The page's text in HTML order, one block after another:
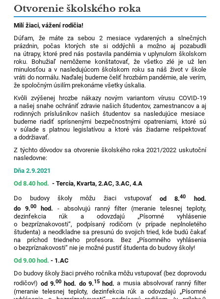
Otvorenie školského roka
Milí žiaci, vážení rodičia!
Dúfam, že máte za sebou 2 mesiace vydarených a slnečných
prázdnin, počas ktorých ste si oddýchli a možno aj pozabudli
na útrapy, ktoré pred nás postavila pandémia v uplynulom školskom
roku. Bohužiaľ nemôžeme konštatovať, že všetko zlé je už len
minulosťou a v nasledujúcom školskom roku sa náš život v škole
vráti do normálu. Naďalej budeme čeliť hrozbám pandémie, ale verím,
že spoločným úsilím prekonáme všetky úskalia.
Kvôli zvýšenej hrozbe nákazy novým variantom vírusu COVID-19
a našej snahe ochrániť zdravie našich študentov, zamestnancov a aj
rodinných príslušníkov našich študentov sa nasledujúce mesiace
budeme riadiť sprísnenými bezpečnostnými opatreniami, ktoré sú
v súlade s platnou legislatívou a ktoré vás žiadame rešpektovať
a dodržiavať.
Z týchto dôvodov sa otvorenie školského roka 2021/2022 uskutoční
nasledovne:
Dňa 2.9.2021
Od 8.40 hod. -Tercia, Kvarta, 2.AC, 3.AC, 4.A
Do budovy školy môžu žiaci vstupovaťod 8.40
hod.
do 9.00 hod. - absolvujú ranný filter (meranie telesnej teploty,
dezinfekcia rúk a odovzdajú „Písomné vyhlásenie
o bezpríznakovosti“, podpísaný rodičom (v prípade neplnoletého
študenta) a neodkladne sa presunú do svojich tried, kde budú čakať
na príchod triedneho profesora. Bez „Písomného vyhlásenia
o bezpríznakovosti“ nie je možné pustiť študenta do budovy školy!
Od 9.00 hod. - 1.AC
Do budovy školy žiaci prvého ročníka môžu vstupovať (bez doprovodu
rodičov!) od 9.00hod. do 9.15hod. a musia absolvovať ranný filter
(meranie telesnej teploty, dezinfekcia rúk a odovzdajú „Písomné